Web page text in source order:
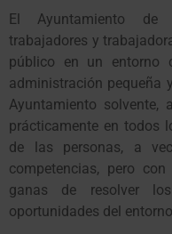
El Ayuntamiento de
trabajadores y
público en un entorno
administración pequeña
Ayuntamiento solvente,
prácticamente en todos
de las personas, a
competencias, pero
ganas de resolver
oportunidades del